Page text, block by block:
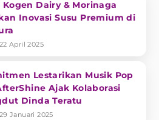
Kogen Dairy & Morinaga
Inovasi Susu Premium di
22 April 2025
Lestarikan Musik Pop
Ajak Kolaborasi
Dinda Teratu
29 Januari 2025